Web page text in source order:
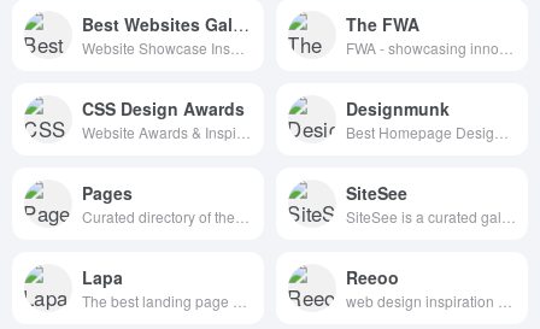
Best Websites Gallery The FWA
CSS Design Awards Designmunk
Pages SiteSee
Lapa Reeoo